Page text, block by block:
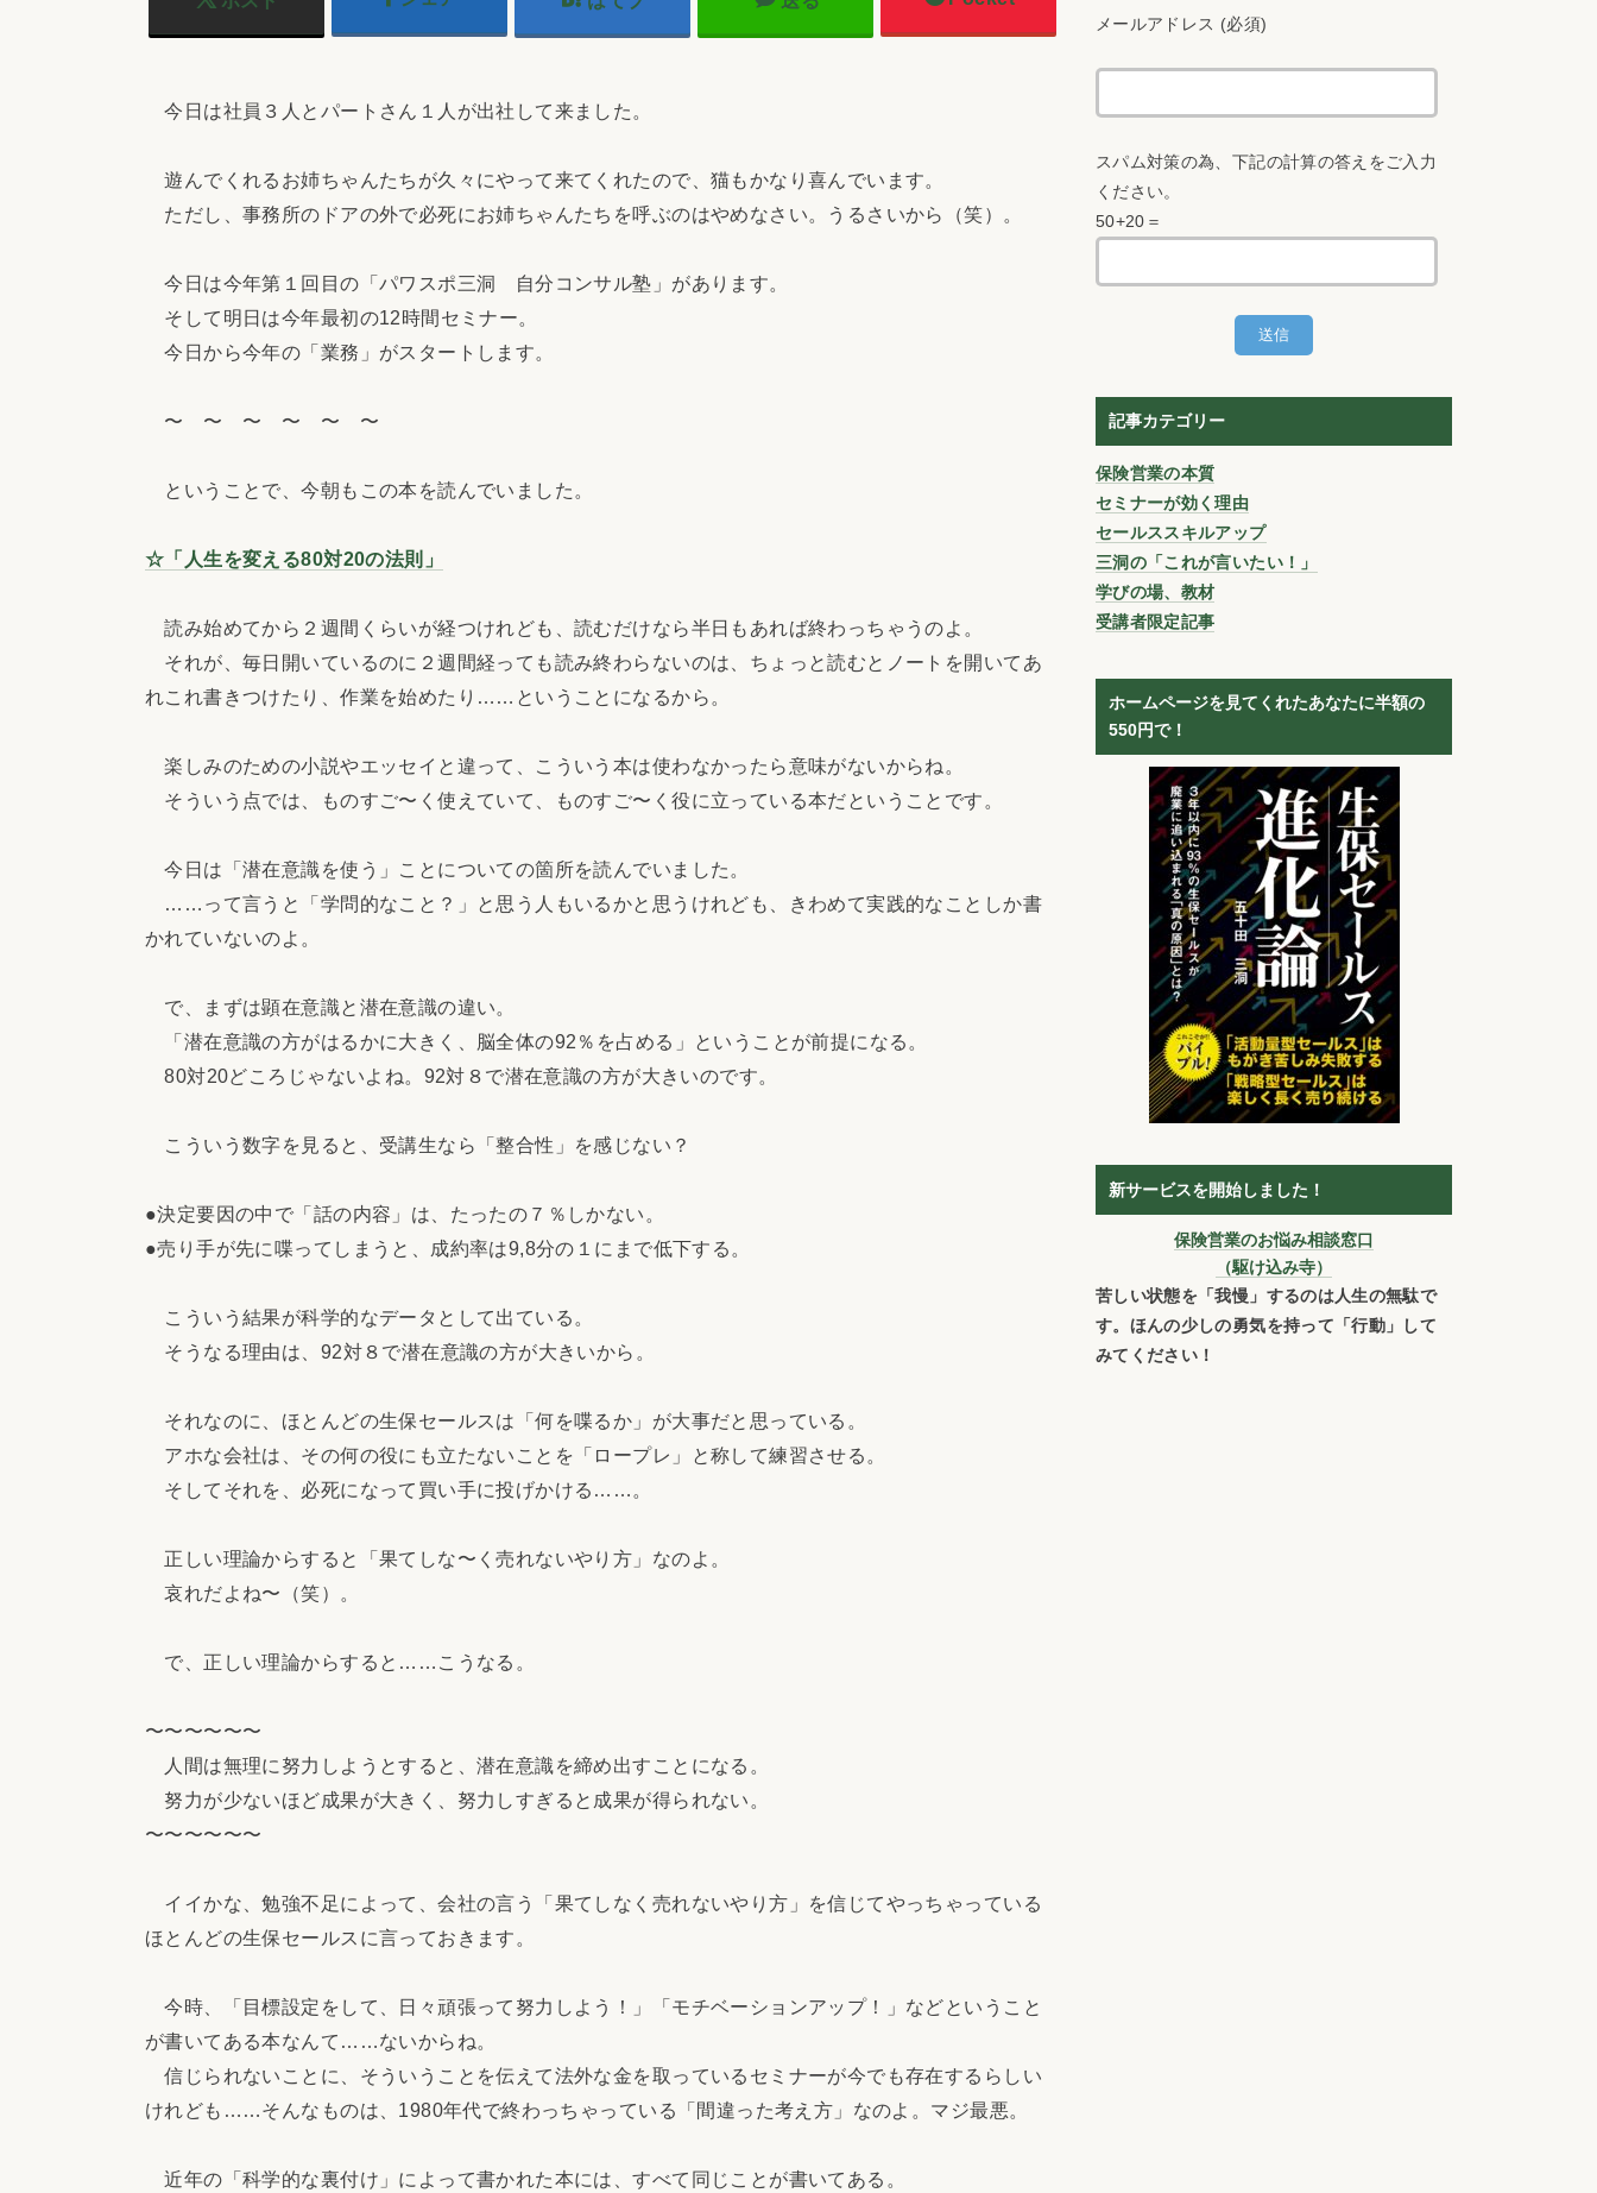
今日は社員３人とパートさん１人が出社して来ました。
遊んでくれるお姉ちゃんたちが久々にやって来てくれたので、猫もかなり喜んでいます。
ただし、事務所のドアの外で必死にお姉ちゃんたちを呼ぶのはやめなさい。うるさいから（笑）。
今日は今年第１回目の「パワスポ三洞 自分コンサル塾」があります。
そして明日は今年最初の12時間セミナー。
今日から今年の「業務」がスタートします。
〜 〜 〜 〜 〜 〜
ということで、今朝もこの本を読んでいました。
☆「人生を変える80対20の法則」
読み始めてから２週間くらいが経つけれども、読むだけなら半日もあれば終わっちゃうのよ。
それが、毎日開いているのに２週間経っても読み終わらないのは、ちょっと読むとノートを開いてあ
れこれ書きつけたり、作業を始めたり……ということになるから。
楽しみのための小説やエッセイと違って、こういう本は使わなかったら意味がないからね。
そういう点では、ものすご〜く使えていて、ものすご〜く役に立っている本だということです。
今日は「潜在意識を使う」ことについての箇所を読んでいました。
……って言うと「学問的なこと？」と思う人もいるかと思うけれども、きわめて実践的なことしか書
かれていないのよ。
で、まずは顕在意識と潜在意識の違い。
「潜在意識の方がはるかに大きく、脳全体の92％を占める」ということが前提になる。
80対20どころじゃないよね。92対８で潜在意識の方が大きいのです。
こういう数字を見ると、受講生なら「整合性」を感じない？
●決定要因の中で「話の内容」は、たったの７％しかない。
●売り手が先に喋ってしまうと、成約率は9,8分の１にまで低下する。
こういう結果が科学的なデータとして出ている。
そうなる理由は、92対８で潜在意識の方が大きいから。
それなのに、ほとんどの生保セールスは「何を喋るか」が大事だと思っている。
アホな会社は、その何の役にも立たないことを「ロープレ」と称して練習させる。
そしてそれを、必死になって買い手に投げかける……。
正しい理論からすると「果てしな〜く売れないやり方」なのよ。
哀れだよね〜（笑）。
で、正しい理論からすると……こうなる。
〜〜〜〜〜〜
人間は無理に努力しようとすると、潜在意識を締め出すことになる。
努力が少ないほど成果が大きく、努力しすぎると成果が得られない。
〜〜〜〜〜〜
イイかな、勉強不足によって、会社の言う「果てしなく売れないやり方」を信じてやっちゃっている
ほとんどの生保セールスに言っておきます。
今時、「目標設定をして、日々頑張って努力しよう！」「モチベーションアップ！」などということ
が書いてある本なんて……ないからね。
信じられないことに、そういうことを伝えて法外な金を取っているセミナーが今でも存在するらしい
けれども……そんなものは、1980年代で終わっちゃっている「間違った考え方」なのよ。マジ最悪。
近年の「科学的な裏付け」によって書かれた本には、すべて同じことが書いてある。
メールアドレス (必須)
スパム対策の為、下記の計算の答えをご入力
ください。
50+20＝
記事カテゴリー
保険営業の本質
セミナーが効く理由
セールススキルアップ
三洞の「これが言いたい！」
学びの場、教材
受講者限定記事
ホームページを見てくれたあなたに半額の
550円で！
新サービスを開始しました！
保険営業のお悩み相談窓口
（駆け込み寺）
苦しい状態を「我慢」するのは人生の無駄で
す。ほんの少しの勇気を持って「行動」して
みてください！